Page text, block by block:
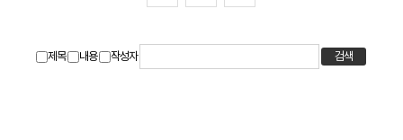
제목 내용 작성자 검색